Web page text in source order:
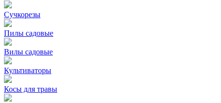
Сучкорезы
Пилы садовые
Вилы садовые
Культиваторы
Косы для травы